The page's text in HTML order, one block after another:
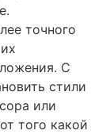
точного
С
стили
или
того какой